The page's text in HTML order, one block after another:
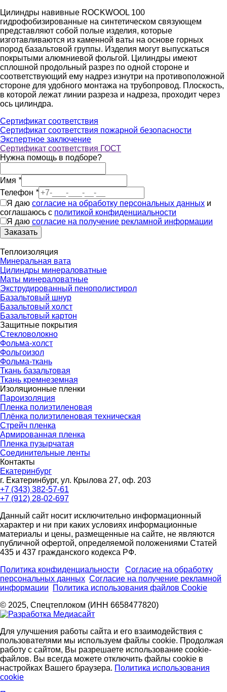
Цилиндры навивные ROCKWOOL 100
гидрофобизированные на синтетическом связующем
представляют собой полые изделия, которые
изготавливаются из каменной ваты на основе горных
пород базальтовой группы. Изделия могут выпускаться
покрытыми алюмниевой фольгой. Цилиндры имеют
сплошной продольный разрез по одной стороне и
соответствующий ему надрез изнутри на противоположной
стороне для удобного монтажа на трубопровод. Плоскость,
в которой лежат линии разреза и надреза, проходит через
ось цилиндра.
Сертификат соответствия
Сертификат соответствия пожарной безопасности
Экспертное заключение
Сертификат соответствия ГОСТ
Нужна помощь в подборе?
Имя *
Телефон *
Я даю согласие на обработку персональных данных и
соглашаюсь с политикой конфиденциальности
Я даю согласие на получение рекламной информации
Заказать
Теплоизоляция
Минеральная вата
Цилиндры минераловатные
Маты минераловатные
Экструдированный пенополистирол
Базальтовый шнур
Базальтовый холст
Базальтовый картон
Защитные покрытия
Стекловолокно
Фольма-холст
Фольгоизол
Фольма-ткань
Ткань базальтовая
Ткань кремнеземная
Изоляционные пленки
Пароизоляция
Пленка полиэтиленовая
Плёнка полиэтиленовая техническая
Стрейч пленка
Армированная пленка
Пленка пузырчатая
Соединительные ленты
Контакты
Екатеринбург
г. Екатеринбург, ул. Крылова 27, оф. 203
+7 (343) 382-57-61
+7 (912) 28-02-697
Данный сайт носит исключительно информационный
характер и ни при каких условиях информационные
материалы и цены, размещенные на сайте, не являются
публичной офертой, определяемой положениями Статей
435 и 437 гражданского кодекса РФ.
Политика конфиденциальности
Согласие на обработку
персональных данных Согласие на получение рекламной
информации
Политика использования файлов Cookie
© 2025, Спецтеплоком (ИНН 6658477820)
Для улучшения работы сайта и его взаимодействия с
пользователями мы используем файлы cookie. Продолжая
работу с сайтом, Вы разрешаете использование cookie-
файлов. Вы всегда можете отключить файлы cookie в
настройках Вашего браузера. Политика использования
cookie